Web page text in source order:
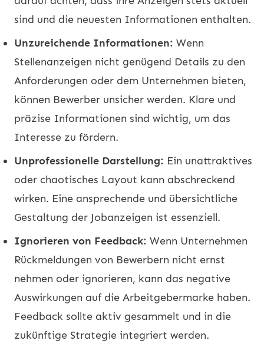
sind und die neuesten Informationen enthalten.
Unzureichende Informationen: Wenn
Stellenanzeigen nicht genügend Details zu den
Anforderungen oder dem Unternehmen bieten,
können Bewerber unsicher werden. Klare und
präzise Informationen sind wichtig, um das
Interesse zu fördern.
Unprofessionelle Darstellung: Ein unattraktives
oder chaotisches Layout kann abschreckend
wirken. Eine ansprechende und übersichtliche
Gestaltung der Jobanzeigen ist essenziell.
Ignorieren von Feedback: Wenn Unternehmen
Rückmeldungen von Bewerbern nicht ernst
nehmen oder ignorieren, kann das negative
Auswirkungen auf die Arbeitgebermarke haben.
Feedback sollte aktiv gesammelt und in die
zukünftige Strategie integriert werden.